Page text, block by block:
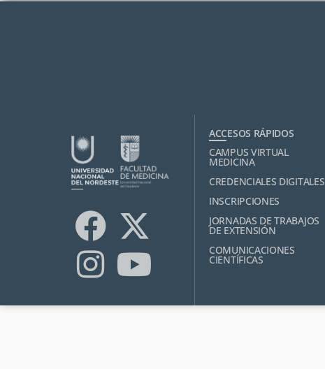
ACCESOS RÁPIDOS
CAMPUS VIRTUAL
MEDICINA
CREDENCIALES DIGITALES
INSCRIPCIONES
JORNADAS DE TRABAJOS
DE EXTENSIÓN
COMUNICACIONES
CIENTÍFICAS